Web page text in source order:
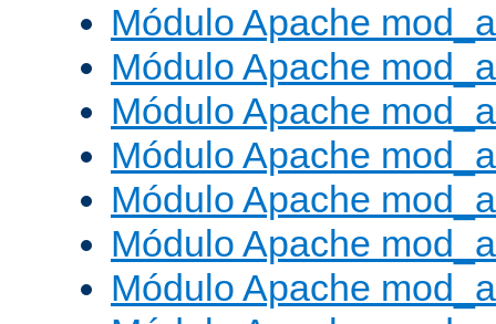
Módulo Apache
Módulo Apache
Módulo Apache
Módulo Apache
Módulo Apache
Módulo Apache
Módulo Apache